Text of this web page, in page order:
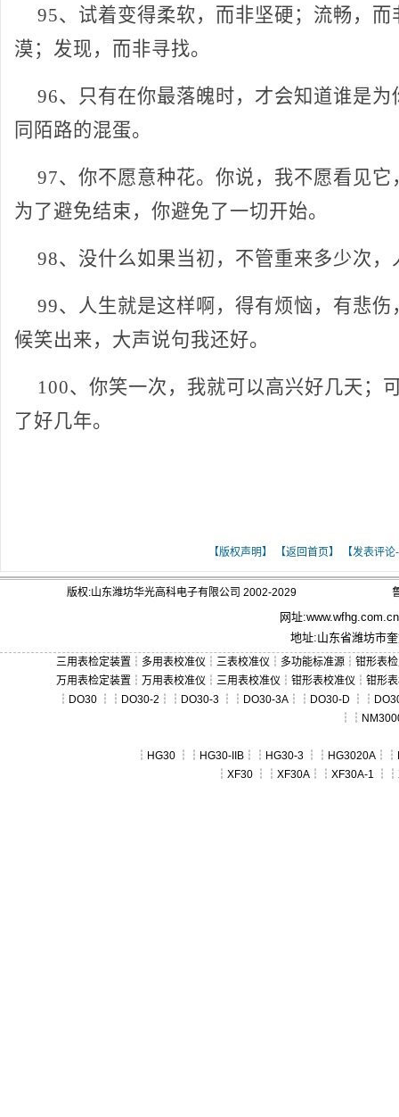
95、试着变得柔软，而非坚硬；流畅，
漠；发现，而非寻找。
96、只有在你最落魄时，才会知道谁是
同陌路的混蛋。
97、你不愿意种花。你说，我不愿看见
为了避免结束，你避免了一切开始。
98、没什么如果当初，不管重来多少次
99、人生就是这样啊，得有烦恼，有悲
候笑出来，大声说句我还好。
100、你笑一次，我就可以高兴好几天；
了好几年。
【版权声明】 【返回首页】 【发表评论-
版权:山东潍坊华光高科电子有限公司 2002-2029
网址:www.wfhg.com.cn
地址:山东省潍坊市
三用表检定装置 ┆ 多用表校准仪 ┆ 三表校准仪 ┆ 多功能标准源 ┆ 钳形表
万用表检定装置 ┆ 万用表校准仪 ┆ 三用表校准仪 ┆ 钳形表校准仪 ┆ 钳形
┆ DO30 ┆┆ DO30-2 ┆┆ DO30-3 ┆┆ DO30-3A ┆┆ DO30-D ┆┆
┆┆
┆ HG30 ┆┆ HG30-IIB ┆┆ HG30-3 ┆┆ HG3020A ┆┆
┆ XF30 ┆┆ XF30A ┆┆ XF30A-1 ┆┆